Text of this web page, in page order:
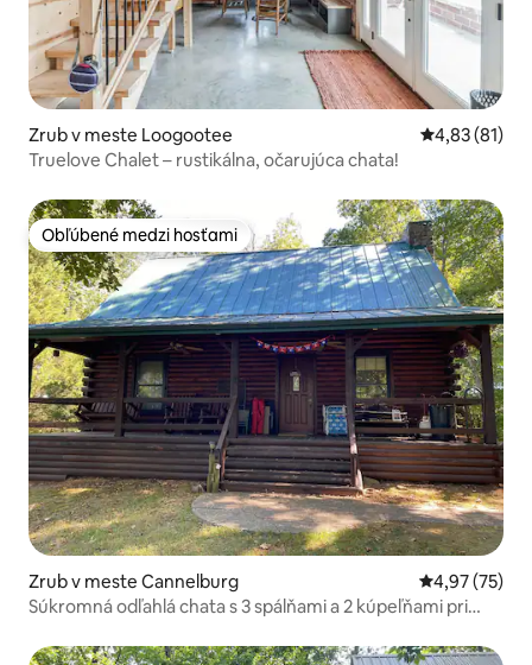
Zrub v meste Loogootee Priemerné
4,83 (81)
Truelove Chalet – rustikálna, očarujúca chata!
Obľúbené medzi hosťami
Obľúbené medzi hosťami
Zrub v meste Cannelburg Priemerné
4,97 (75)
Súkromná odľahlá chata s 3 spálňami a 2 kúpeľňami pri